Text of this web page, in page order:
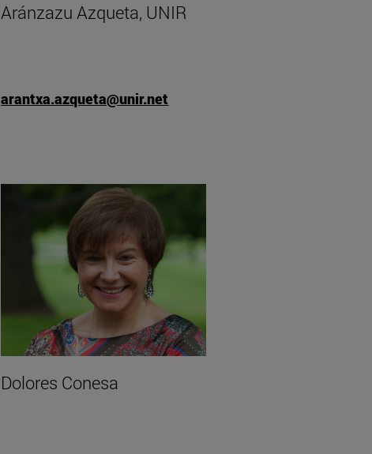
Aránzazu Azqueta, UNIR
arantxa.azqueta@unir.net
Dolores Conesa